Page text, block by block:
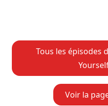
Tous les épisodes
Voir la